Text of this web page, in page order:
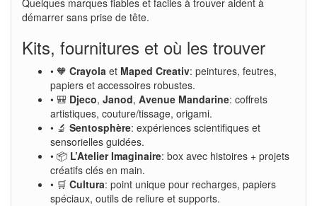
démarrer sans prise de tête.
Kits, fournitures et où les trouver
• 🧡 Crayola et Maped Creativ: peintures, feutres,
papiers et accessoires robustes.
• 🎒 Djeco, Janod, Avenue Mandarine: coffrets
artistiques, couture/tissage, origami.
• 🔬 Sentosphère: expériences scientifiques et
sensorielles guidées.
• 📦 L’Atelier Imaginaire: box avec histoires + projets
créatifs clés en main.
• 🛒 Cultura: point unique pour recharges, papiers
spéciaux, outils de reliure et supports.